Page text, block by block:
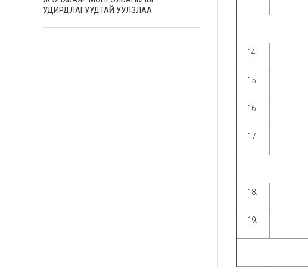
14.
15.
16.
17.
18.
19.
УДИРДЛАГУУДТАЙ УУЛЗЛАА